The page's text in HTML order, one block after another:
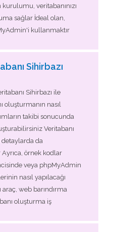
veritabanınızı
sağlar İdeal olan,
kullanmaktır
Sihirbazı
Sihirbazı ile
oluşturmanın nasıl
takibi sonucunda
Veritabanı
detaylarda da
örnek kodlar
veya phpMyAdmin
nasıl yapılacağı
araç, web barındırma
oluşturma iş